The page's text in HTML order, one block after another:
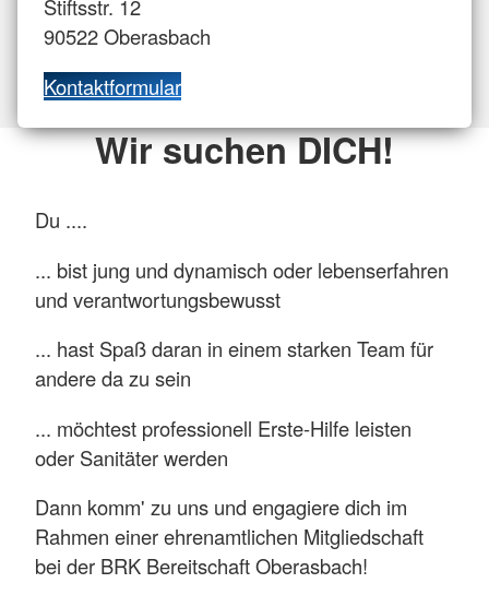
Stiftsstr. 12
90522 Oberasbach
Kontaktformular
Wir suchen DICH!
Du ....
... bist jung und dynamisch oder lebenserfahren
und verantwortungsbewusst
... hast Spaß daran in einem starken Team für
andere da zu sein
... möchtest professionell Erste-Hilfe leisten
oder Sanitäter werden
Dann komm' zu uns und engagiere dich im
Rahmen einer ehrenamtlichen Mitgliedschaft
bei der BRK Bereitschaft Oberasbach!